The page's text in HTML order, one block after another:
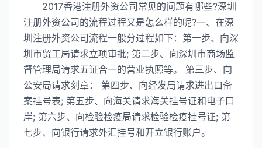
2017香港注册外资公司常见的问题有哪些?深圳
注册外资公司的流程过程又是怎么样的呢?一、在深
圳注册外资公司流程一般分过程如下：第一步、向深
圳市贸工局请求立项审批; 第二步、向深圳市商场监
督管理局请求五证合一的营业执照等。 第三步、向
公安局请求刻章： 第四步、向经发局请求进出口备
案挂号表; 第五步、向海关请求海关挂号证和电子口
岸; 第六步、向检验检疫局请求检验检疫挂号证; 第
七步、向银行请求外汇挂号和开立银行账户。